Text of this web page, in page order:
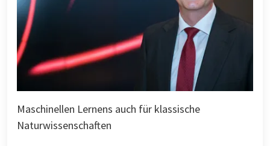
Maschinellen Lernens auch für klassische
Naturwissenschaften